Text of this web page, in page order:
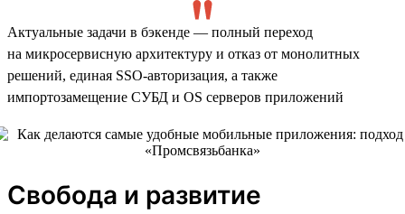
Актуальные задачи в бэкенде — полный переход
на микросервисную архитектуру и отказ от монолитных
решений, единая SSO-авторизация, а также
импортозамещение СУБД и OS серверов приложений
Свобода и развитие